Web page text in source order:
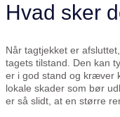
Hvad sker
Når tagtjekket er
tagets tilstand. Den kan
er i god stand og kræver
lokale skader som bør
er så slidt, at en større